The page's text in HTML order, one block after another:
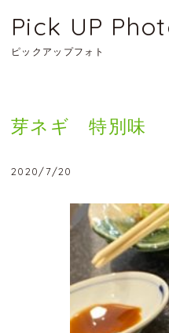
Pick UP
ピックアップフォト
芽ネギ 特別味
2020/7/20